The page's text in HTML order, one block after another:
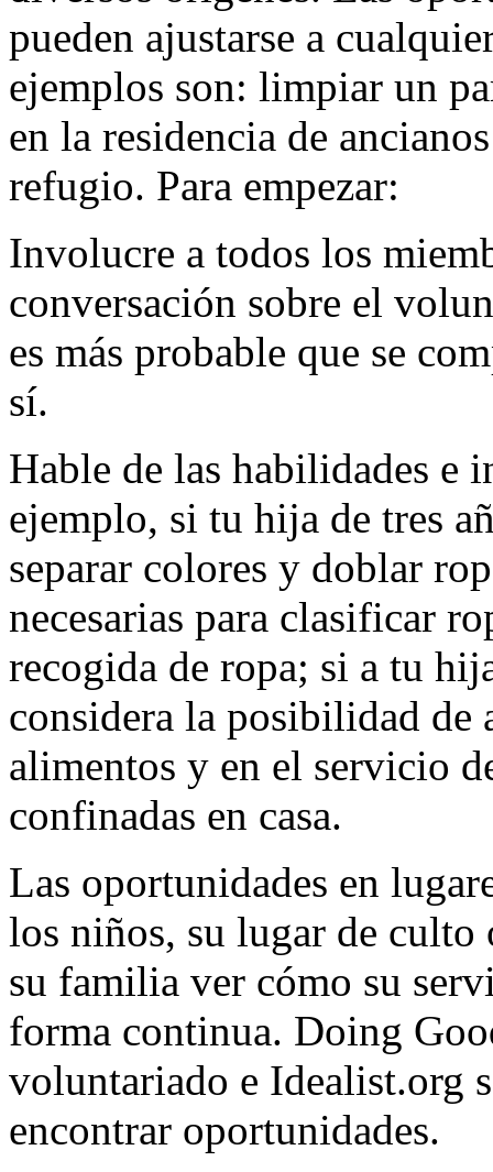
pueden ajustarse a
ejemplos son: limpiar un
en la residencia de
refugio. Para empezar:
Involucre a todos los
conversación sobre el
es más probable que se
sí.
Hable de las habilidades e
ejemplo, si tu hija de tres
separar colores y doblar
necesarias para clasificar
recogida de ropa; si a tu
considera la posibilidad de
alimentos y en el servicio
confinadas en casa.
Las oportunidades en
los niños, su lugar de
su familia ver cómo su
forma continua. Doing
voluntariado e Idealist.org
encontrar oportunidades.